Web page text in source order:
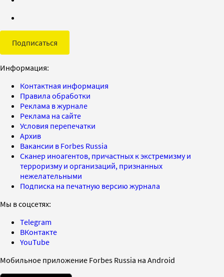
Подписаться
Информация:
Контактная информация
Правила обработки
Реклама в журнале
Реклама на сайте
Условия перепечатки
Архив
Вакансии в Forbes Russia
Сканер иноагентов, причастных к экстремизму и
терроризму и организаций, признанных
нежелательными
Подписка на печатную версию журнала
Мы в соцсетях:
Telegram
ВКонтакте
YouTube
Мобильное приложение Forbes Russia на Android